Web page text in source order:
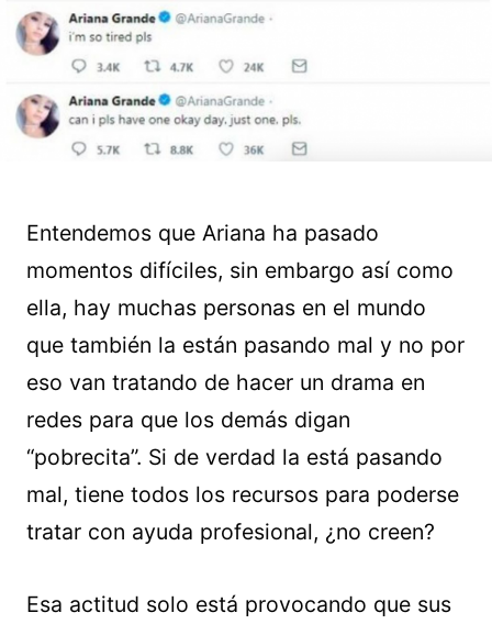
Entendemos que Ariana ha pasado
momentos difíciles, sin embargo así como
ella, hay muchas personas en el mundo
que también la están pasando mal y no por
eso van tratando de hacer un drama en
redes para que los demás digan
“pobrecita”. Si de verdad la está pasando
mal, tiene todos los recursos para poderse
tratar con ayuda profesional, ¿no creen?
Esa actitud solo está provocando que sus